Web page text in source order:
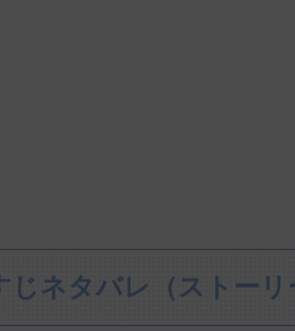
ネタバレ（ストーリ